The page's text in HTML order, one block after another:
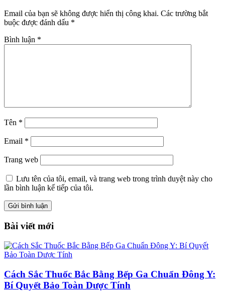
Email của bạn sẽ không được hiển thị công khai. Các trường bắt
buộc được đánh dấu *
Bình luận *
Tên *
Email *
Trang web
Lưu tên của tôi, email, và trang web trong trình duyệt này cho
lần bình luận kế tiếp của tôi.
Bài viết mới
Cách Sắc Thuốc Bắc Bằng Bếp Ga Chuẩn Đông Y:
Bí Quyết Bảo Toàn Dược Tính